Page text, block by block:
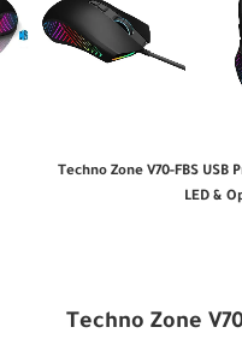
Techno Zone V70-FBS
LED &
Techno Zone